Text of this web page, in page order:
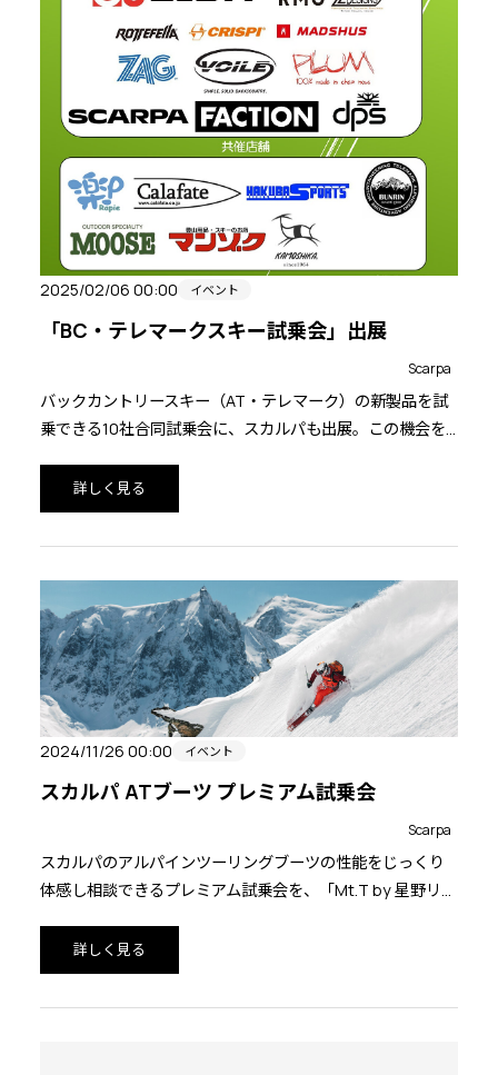
2025/02/06 00:00 イベント
「BC・テレマークスキー試乗会」出展
Scarpa
バックカントリースキー（AT・テレマーク）の新製品を試
乗できる10社合同試乗会に、スカルパも出展。この機会を
詳しく見る
2024/11/26 00:00 イベント
スカルパ ATブーツ プレミアム試乗会
Scarpa
スカルパのアルパインツーリングブーツの性能をじっくり
体感し相談できるプレミアム試乗会を、「Mt.T by 星野リゾ
詳しく見る